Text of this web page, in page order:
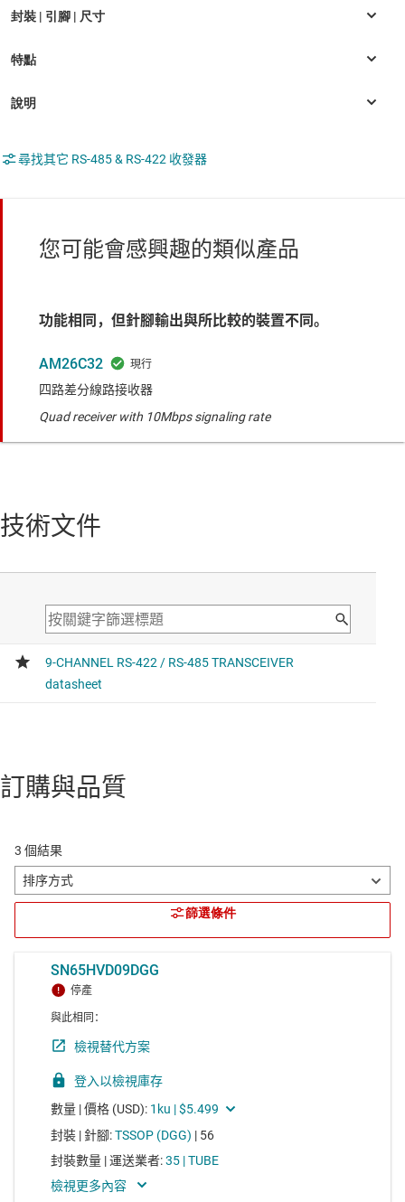
尋找其它 RS-485 & RS-422 收發器
您可能會感興趣的類似產品
功能相同，但針腳輸出與所比較的裝置不同。
AM26C32
四路差分線路接收器
Quad receiver with 10Mbps signaling rate
技術文件
訂購與品質